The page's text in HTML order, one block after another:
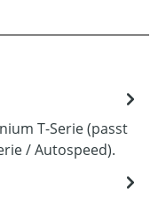
T-Serie (passt
/ Autospeed).